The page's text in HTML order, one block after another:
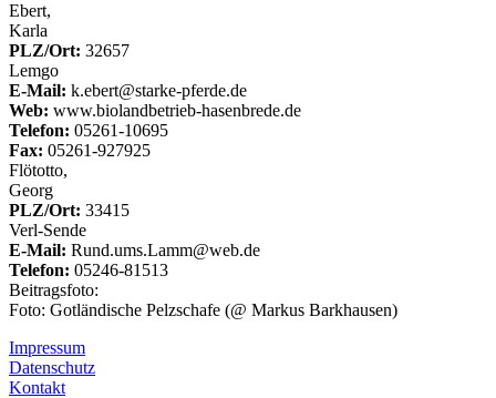
Ebert,
Karla
PLZ/Ort: 32657
Lemgo
E-Mail: k.ebert@starke-pferde.de
Web: www.biolandbetrieb-hasenbrede.de
Telefon: 05261-10695
Fax: 05261-927925
Flötotto,
Georg
PLZ/Ort: 33415
Verl-Sende
E-Mail: Rund.ums.Lamm@web.de
Telefon: 05246-81513
Beitragsfoto:
Foto: Gotländische Pelzschafe (@ Markus Barkhausen)
Impressum
Datenschutz
Kontakt